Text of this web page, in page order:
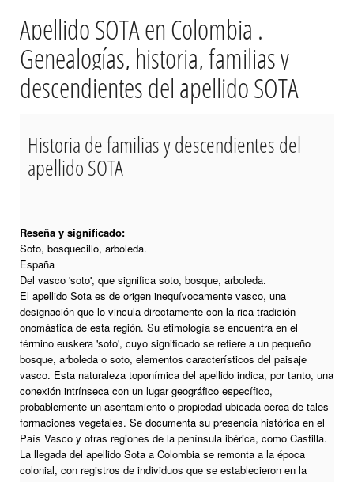
Apellido SOTA en Colombia .
Genealogías, historia, familias y
descendientes del apellido SOTA
Historia de familias y descendientes del
apellido SOTA
Reseña y significado:
Soto, bosquecillo, arboleda.
España
Del vasco 'soto', que significa soto, bosque, arboleda.
El apellido Sota es de origen inequívocamente vasco, una
designación que lo vincula directamente con la rica tradición
onomástica de esta región. Su etimología se encuentra en el
término euskera 'soto', cuyo significado se refiere a un pequeño
bosque, arboleda o soto, elementos característicos del paisaje
vasco. Esta naturaleza toponímica del apellido indica, por tanto, una
conexión intrínseca con un lugar geográfico específico,
probablemente un asentamiento o propiedad ubicada cerca de tales
formaciones vegetales. Se documenta su presencia histórica en el
País Vasco y otras regiones de la península ibérica, como Castilla.
La llegada del apellido Sota a Colombia se remonta a la época
colonial, con registros de individuos que se establecieron en la